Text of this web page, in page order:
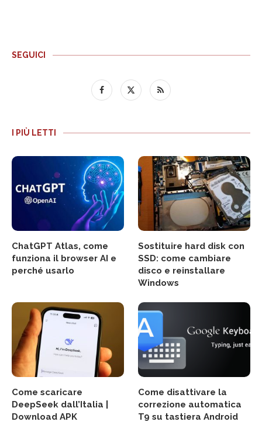
SEGUICI
I PIÙ LETTI
ChatGPT Atlas, come
funziona il browser AI e
perché usarlo
Sostituire hard disk con
SSD: come cambiare
disco e reinstallare
Windows
Come scaricare
DeepSeek dall’Italia |
Download APK
Come disattivare la
correzione automatica
T9 su tastiera Android